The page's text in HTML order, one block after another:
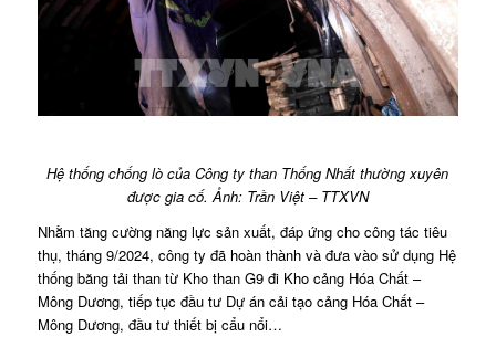
Hệ thống chống lò của Công ty than Thống Nhất thường xuyên
được gia cố. Ảnh: Trần Việt – TTXVN
Nhằm tăng cường năng lực sản xuất, đáp ứng cho công tác tiêu
thụ, tháng 9/2024, công ty đã hoàn thành và đưa vào sử dụng Hệ
thống băng tải than từ Kho than G9 đi Kho cảng Hóa Chất –
Mông Dương, tiếp tục đầu tư Dự án cải tạo cảng Hóa Chất –
Mông Dương, đầu tư thiết bị cẩu nổi…